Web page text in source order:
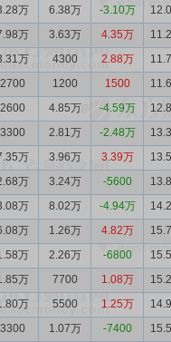
万 6.38万 -3.10万
万 3.63万 4.35万
万 4300 2.88万
2700 1200 1500
2600 4.85万 -4.59万
3300 2.81万 -2.48万
万 3.96万 3.39万
万 3.24万 -5600
万 8.02万 -4.94万
万 1.26万 4.82万
万 2.26万 -6800
万 7700 1.08万
万 5500 1.25万
3300 1.07万 -7400